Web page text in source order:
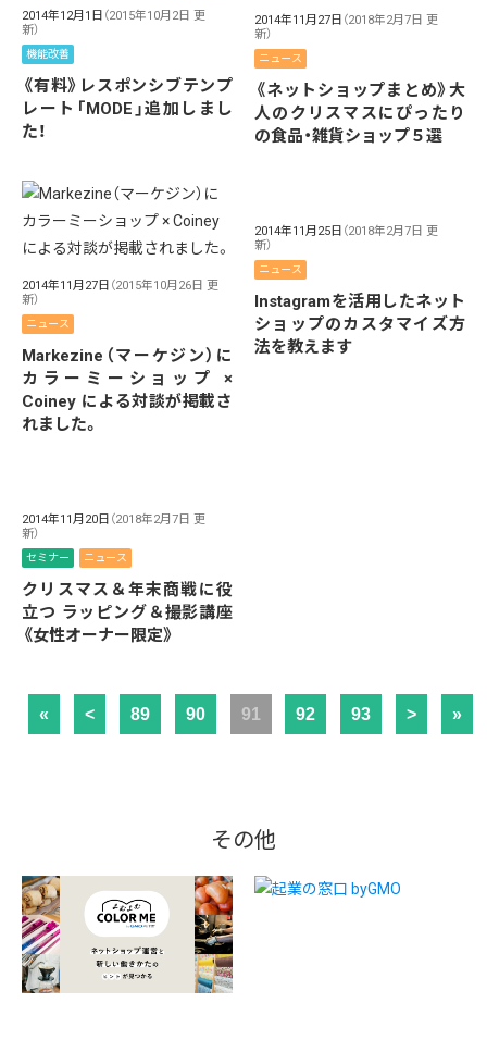
2014年12月1日 （2015年10月2日 更
新）
機能改善
《有料》レスポンシブテンプ
レート「MODE」追加しまし
た！
2014年11月27日 （2018年2月7日 更
新）
ニュース
《ネットショップまとめ》大
人のクリスマスにぴったり
の食品・雑貨ショップ５選
2014年11月27日 （2015年10月26日 更
新）
ニュース
Markezine（マーケジン）に
カラーミーショップ ×
Coiney による対談が掲載さ
れました。
2014年11月25日 （2018年2月7日 更
新）
ニュース
Instagramを活用したネット
ショップのカスタマイズ方
法を教えます
2014年11月20日 （2018年2月7日 更
新）
セミナー ニュース
クリスマス＆年末商戦に役
立つ ラッピング＆撮影講座
《女性オーナー限定》
« < 89 90 91 92 93 > »
その他